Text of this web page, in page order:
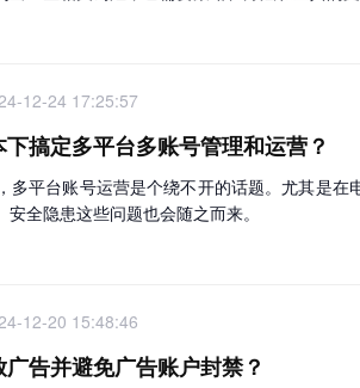
12-24 17:25:57
搞定多平台多账号管理和运营？
多平台账号运营是个绕不开的话题。尤其是
全隐患这些问题也会随之而来。
12-20 15:48:46
告并避免广告账户封禁？